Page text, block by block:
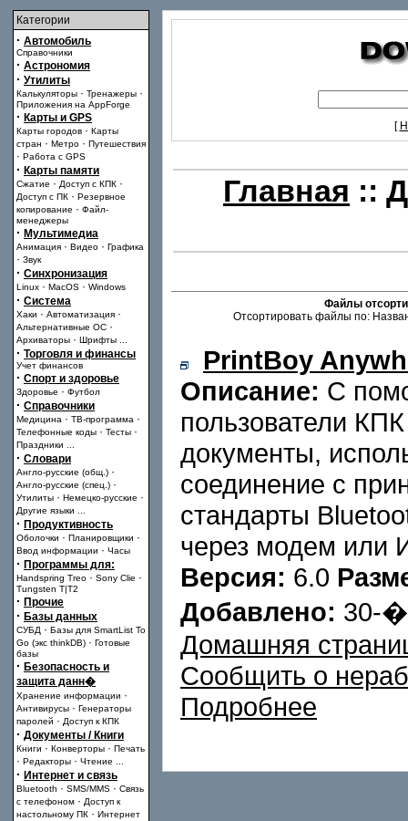
Категории
· Автомобиль
Справочники
· Астрономия
· Утилиты
Калькуляторы · Тренажеры ·
Приложения на AppForge
· Карты и GPS
Карты городов · Карты
стран · Метро · Путешествия
· Работа с GPS
· Карты памяти
Сжатие · Доступ с КПК ·
Доступ с ПК · Резервное
копирование · Файл-
менеджеры
· Мультимедиа
Анимация · Видео · Графика
· Звук
· Синхронизация
Linux · MacOS · Windows
· Система
Хаки · Автоматизация ·
Альтернативные ОС ·
Архиваторы · Шрифты
· Торговля и финансы
Учет финансов
· Спорт и здоровье
Здоровье · Футбол
· Справочники
Медицина · ТВ-программа ·
Телефонные коды · Тесты ·
Праздники
· Словари
Англо-русские (общ.) ·
Англо-русские (спец.) ·
Утилиты · Немецко-русские ·
Другие языки
· Продуктивность
Оболочки · Планировщики ·
Ввод информации · Часы
· Программы для:
Handspring Treo · Sony Clie ·
Tungsten T|T2
· Прочие
· Базы данных
СУБД · Базы для SmartList To
Go (экс thinkDB) · Готовые
базы
· Безопасность и
защита данн�
Хранение информации ·
Антивирусы · Генераторы
паролей · Доступ к КПК
· Документы / Книги
Книги · Конверторы · Печать
· Редакторы · Чтение
· Интернет и связь
Bluetooth · SMS/MMS · Связь
с телефоном · Доступ к
настольному ПК · Интернет
[
Главная ::
Файлы
Отсортировать файлы по:
PrintBoy
Описание: С
пользователи
документы,
соединение с
стандарты
через модем или
Версия: 6.0
Добавлено: 30-
Домашняя
Сообщить о
Подробнее